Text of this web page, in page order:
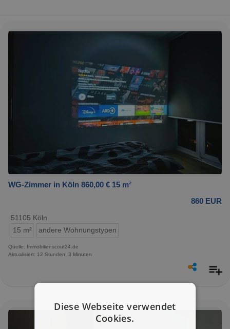
WG-Zimmer in Köln 860,00 € 15 m²
860 EUR
51105 Köln
15 m²
andere Wohnungstypen
Quelle: Immobilienscout24.de
Aktualisiert: 12 Stunden, 3 Minuten
Diese Webseite verwendet
Cookies.